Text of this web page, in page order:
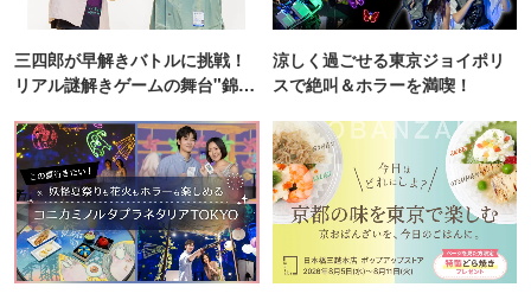
三四郎が早解きバトルに挑戦！
リアル謎解きゲームの舞台"錦糸
涼しく過ごせる東京ジョイポリ
スで絶叫＆ホラーを満喫！